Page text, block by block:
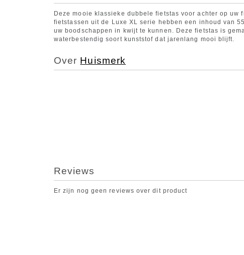
Deze mooie klassieke dubbele fietstas voor achter op uw
fietstassen uit de Luxe XL serie hebben een inhoud van
uw boodschappen in kwijt te kunnen. Deze fietstas is
waterbestendig soort kunststof dat jarenlang mooi blijft.
Over Huismerk
Reviews
Er zijn nog geen reviews over dit product